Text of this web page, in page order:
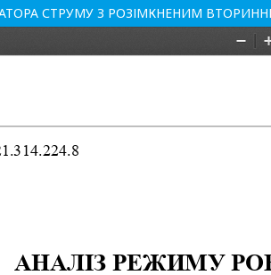
СТРУМУ З РОЗІМКНЕНИМ